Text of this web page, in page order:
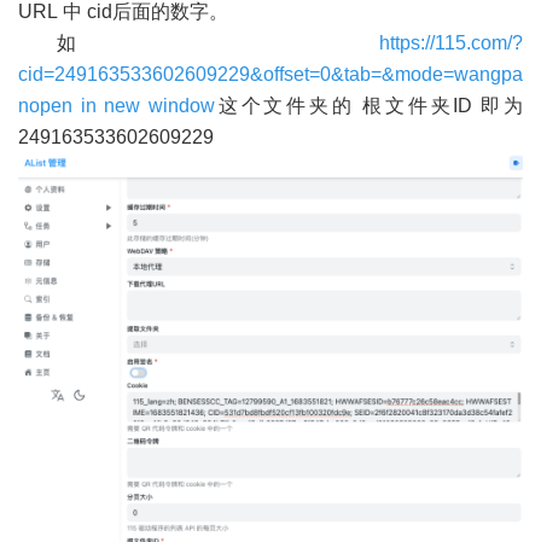
URL 中 cid后面的数字。
如
https://115.com/?
cid=249163533602609229&offset=0&tab=&mode=wangpa
nopen in new window这个文件夹的 根文件夹ID 即为
249163533602609229